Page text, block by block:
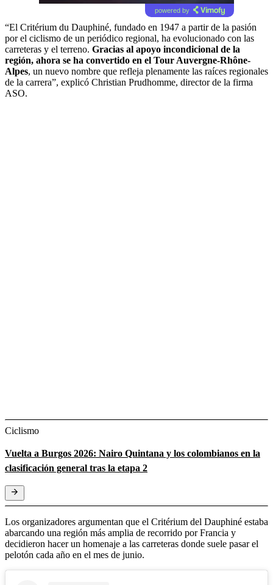
powered by
“El Critérium du Dauphiné, fundado en 1947 a partir de la pasión
por el ciclismo de un periódico regional, ha evolucionado con las
carreteras y el terreno. Gracias al apoyo incondicional de la
región, ahora se ha convertido en el Tour Auvergne-Rhône-
Alpes, un nuevo nombre que refleja plenamente las raíces regionales
de la carrera”, explicó Christian Prudhomme, director de la firma
ASO.
Ciclismo
Vuelta a Burgos 2026: Nairo Quintana y los colombianos en la
clasificación general tras la etapa 2
Los organizadores argumentan que el Critérium del Dauphiné estaba
abarcando una región más amplia de recorrido por Francia y
decidieron hacer un homenaje a las carreteras donde suele pasar el
pelotón cada año en el mes de junio.